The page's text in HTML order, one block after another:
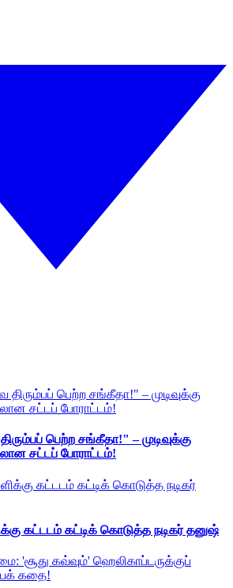
பெற்ற சங்கீதா!" – முடிவுக்கு
சட்டப் போராட்டம்!
கட்டடம் கட்டிக் கொடுத்த நடிகர் தனுஷ்